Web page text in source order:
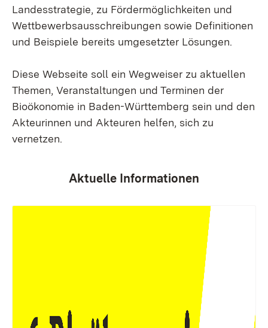
Landesstrategie, zu Fördermöglichkeiten und
Wettbewerbsausschreibungen sowie Definitionen
und Beispiele bereits umgesetzter Lösungen.
Diese Webseite soll ein Wegweiser zu aktuellen
Themen, Veranstaltungen und Terminen der
Bioökonomie in Baden-Württemberg sein und den
Akteurinnen und Akteuren helfen, sich zu
vernetzen.
Aktuelle Informationen